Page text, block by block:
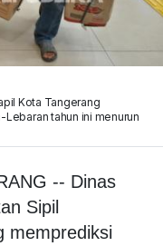
Kota Tangerang
tahun ini menurun
-- Dinas
Sipil
memprediksi